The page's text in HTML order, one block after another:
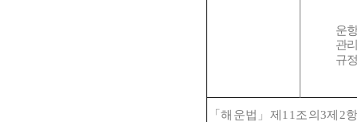
운
관
규
「해운법 」 제 11 조의 3제 2